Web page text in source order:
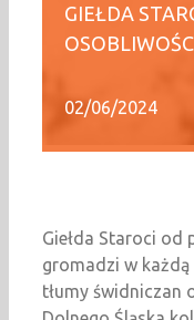
GIEŁDA
02/06/2024
Giełda Staroci od
gromadzi w każdą
tłumy świdniczan